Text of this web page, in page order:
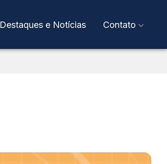
Destaques e Notícias Contato
Fale Conosco